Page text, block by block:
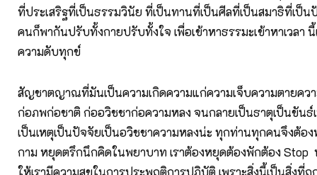
ที่ประเสริฐที่เป็นธรรมวินัย ที่เป็นทานที่เป็นศีลที่เป็นสมาธิที่เ
คนก็พากันปรับทั้งกายปรับทั้งใจ เพื่อเข้าหาธรรมะเข้าหาเวลา
ความดับทุกข์
สัญชาตญาณที่มันเป็นความเกิดความแก่ความเจ็บความตายคว
ก่อภพก่อชาติ ก่ออวิชชาก่อความหลง จนกลายเป็นธาตุเป็นขันธ์
เป็นเหตุเป็นปัจจัยเป็นอวิชชาความหลงน่ะ ทุกท่านทุกคนจึงต้อ
กาม หยุดตรึกนึกคิดในพยาบาท เราต้องหยุดต้องพักต้อง Stop
ให้เรามีความสุขในการประพฤติการปฏิบัติ เพราะสิ่งนี้เป็นสิ่งที่ถู